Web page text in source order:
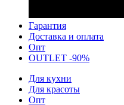
Гарантия
Доставка и оплата
Опт
OUTLET -90%
Для кухни
Для красоты
Опт